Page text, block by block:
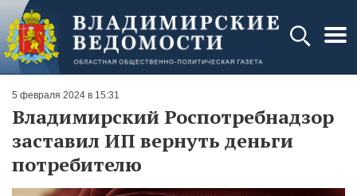
5 февраля 2024 в 15:31
Владимирский Роспотребнадзор
заставил ИП вернуть деньги
потребителю